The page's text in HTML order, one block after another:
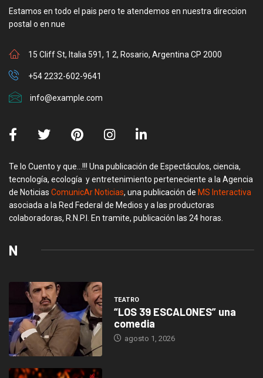
Estamos en todo el pais pero te atendemos en nuestra direccion
postal o en nue
15 Cliff St, Italia 591, 1 2, Rosario, Argentina CP 2000
+54 2232-602-9641
info@example.com
Te lo Cuento y que…!!! Una publicación de Espectáculos, ciencia,
tecnología, ecología y entretenimiento perteneciente a la Agencia
de Noticias ComunicAr Noticias, una publicación de MS Interactiva
asociada a la Red Federal de Medios y a las productoras
colaboradoras, R.N.P.I. En tramite, publicación las 24 horas.
N
TEATRO
“LOS 39 ESCALONES” una
comedia
agosto 1, 2026